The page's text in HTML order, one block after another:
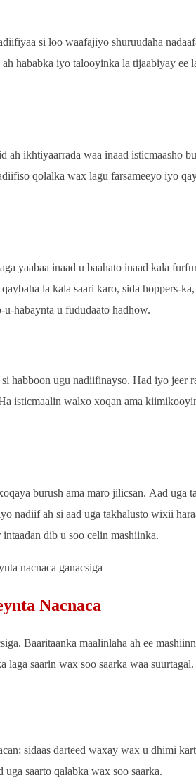
si loo waafajiyo shuruudaha
hababka iyo talooyinka la tijaabiyay ee
ikhtiyaarrada waa inaad isticmaasho
qolalka wax lagu farsameeyo iyo
yaabaa inaad u baahato inaad kala
la kala saari karo, sida hoppers-ka,
habaynta u fududaato hadhow.
habboon ugu nadiifinayso. Had iyo jeer
isticmaalin walxo xoqan ama
burush ama maro jilicsan. Aad uga
nadiif ah si aad uga takhalusto wixii
dib u soo celin mashiinka.
Nacnaca
Baaritaanka maalinlaha ah ee
saarin wax soo saarka waa
sidaas darteed waxay wax u dhimi
uga saarto qalabka wax soo saarka.